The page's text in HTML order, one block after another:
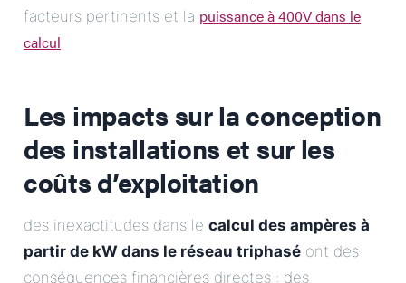
facteurs pertinents et la puissance à 400V dans le
calcul.
Les impacts sur la conception
des installations et sur les
coûts d’exploitation
des inexactitudes dans le calcul des ampères à
partir de kW dans le réseau triphasé ont des
conséquences financières directes : des